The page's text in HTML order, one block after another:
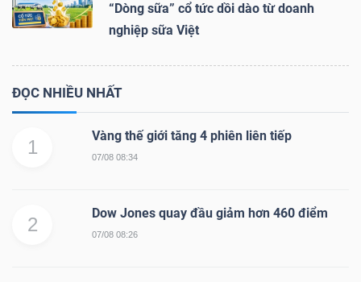
“Dòng sữa” cổ tức dồi dào từ doanh
nghiệp sữa Việt
ĐỌC NHIỀU NHẤT
1
Vàng thế giới tăng 4 phiên liên tiếp
07/08 08:34
2
Dow Jones quay đầu giảm hơn 460 điểm
07/08 08:26